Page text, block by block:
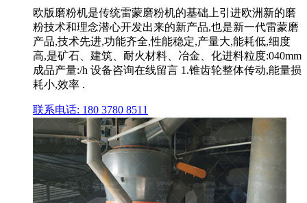
欧版磨粉机是传统雷蒙磨粉机的基础上引进欧洲新的磨
粉技术和理念潜心开发出来的新产品,也是新一代雷蒙磨
产品,技术先进,功能齐全,性能稳定,产量大,能耗低,细度
高,是矿石、建筑、耐火材料、冶金、化进料粒度:040mm
成品产量:/h 设备咨询在线留言 1.锥齿轮整体传动,能量损
耗小,效率 .
联系电话: 180 3780 8511